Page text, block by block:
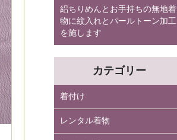
絽ちりめんとお手持ちの無地着
物に紋入れとパールトーン加工
を施します
カテゴリー
着付け
レンタル着物